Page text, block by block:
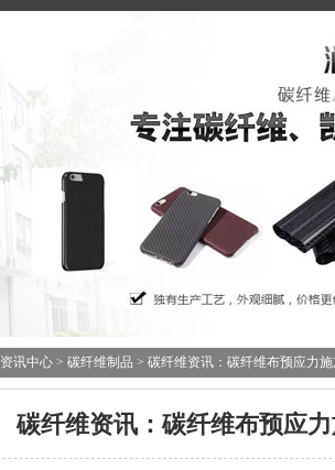
资讯中心 > 碳纤维制品 > 碳纤维资讯：碳纤维布预应力
碳纤维资讯：碳纤维布预应